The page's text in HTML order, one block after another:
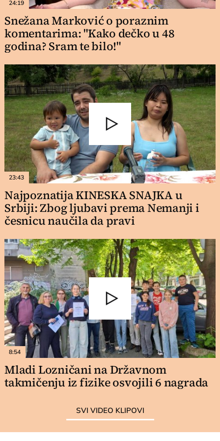
24:19
Snežana Marković o poraznim
komentarima: "Kako dečko u 48
godina? Sram te bilo!"
23:43
Najpoznatija KINESKA SNAJKA u
Srbiji: Zbog ljubavi prema Nemanji i
česnicu naučila da pravi
8:54
Mladi Lozničani na Državnom
takmičenju iz fizike osvojili 6 nagrada
SVI VIDEO KLIPOVI